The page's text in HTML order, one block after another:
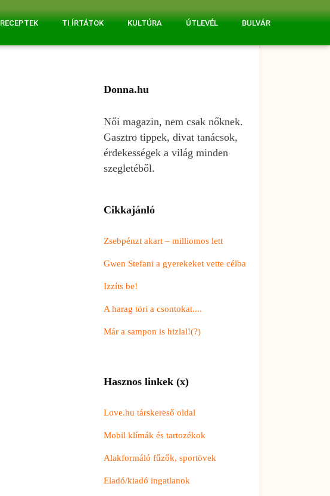
RECEPTEK TI ÍRTÁTOK KULTÚRA ÚTLEVÉL BULVÁR
Donna.hu
Női magazin, nem csak nőknek.
Gasztro tippek, divat tanácsok,
érdekességek a világ minden
szegletéből.
Cikkajánló
Zsebpénzt akart – milliomos lett
Gwen Stefani a gyerekeket vette célba
Izzíts be!
A harag töri a csontokat....
Már a sampon is hizlal!(?)
Hasznos linkek (x)
Love.hu társkereső oldal
Mobil klímák és tartozékok
Alakformáló fűzők, sportövek
Eladó/kiadó ingatlanok